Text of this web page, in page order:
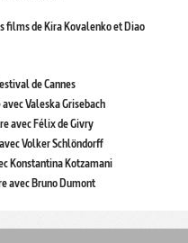
films de Kira Kovalenko et Diao
de Cannes
Valeska Grisebach
avec Félix de Givry
Volker Schlöndorff
Konstantina Kotzamani
avec Bruno Dumont